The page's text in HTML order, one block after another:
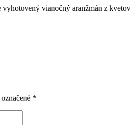
vianočný aranžmán z kvetov
*